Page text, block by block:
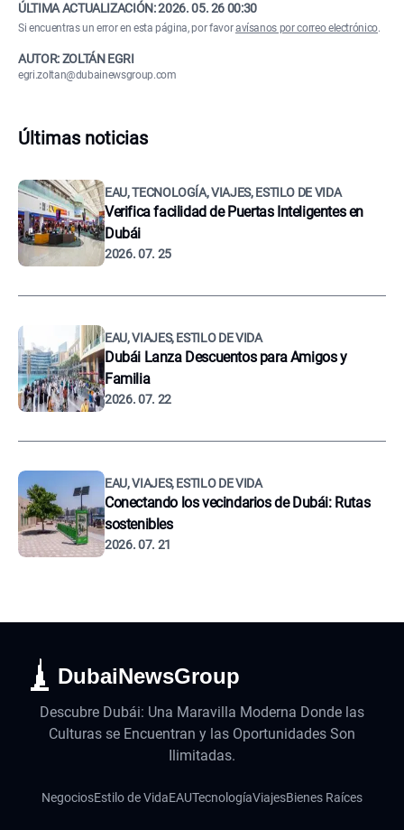
ÚLTIMA ACTUALIZACIÓN:2026. 05. 26 00:30
Si encuentras un error en esta página, por favoravísanos por correo electrónico.
AUTOR: ZOLTÁN EGRI
egri.zoltan@dubainewsgroup.com
Últimas noticias
EAU, TECNOLOGÍA, VIAJES, ESTILO DE VIDA
Verifica facilidad de Puertas Inteligentes en
Dubái
2026. 07. 25
EAU, VIAJES, ESTILO DE VIDA
Dubái Lanza Descuentos para Amigos y
Familia
2026. 07. 22
EAU, VIAJES, ESTILO DE VIDA
Conectando los vecindarios de Dubái: Rutas
sostenibles
2026. 07. 21
DubaiNewsGroup
Descubre Dubái: Una Maravilla Moderna Donde las
Culturas se Encuentran y las Oportunidades Son
Ilimitadas.
NegociosEstilo de VidaEAUTecnologíaViajesBienes Raíces